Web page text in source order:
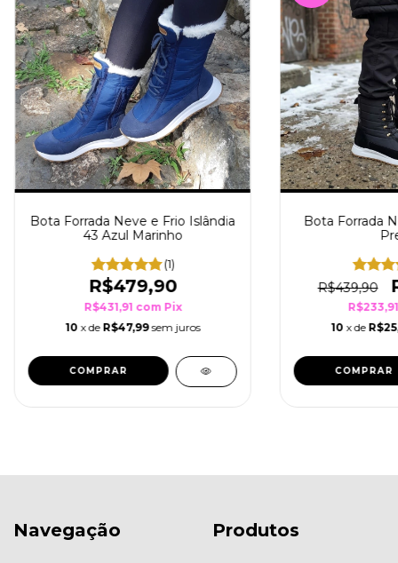
Bota Forrada Neve e Frio Islândia
43 Azul Marinho
(1)
R$479,90
R$431,91 com Pix
10 x de R$47,99 sem juros
COMPRAR
Bota Forrada
R$439,90
10 x de
COMPRAR
Navegação Produtos